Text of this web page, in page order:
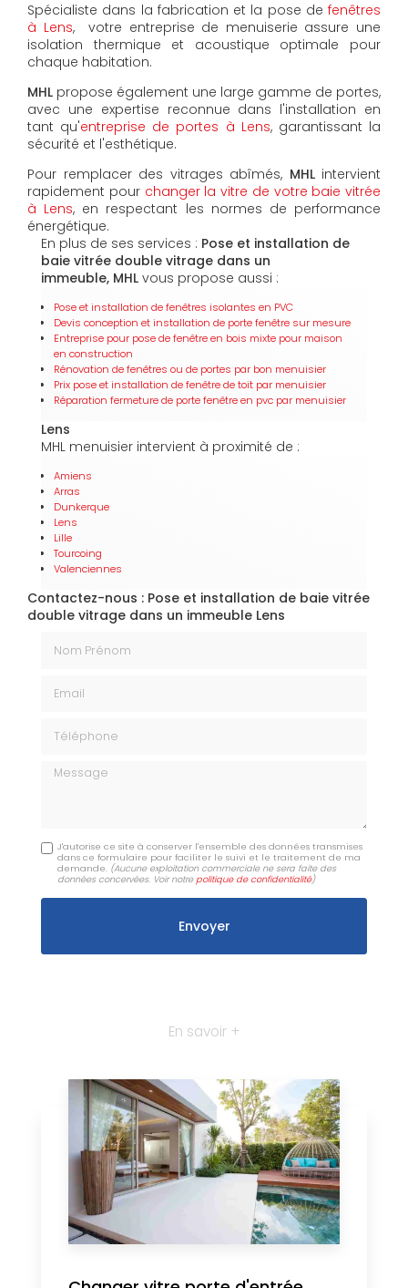
Spécialiste dans la fabrication et la pose de fenêtres
à Lens, votre entreprise de menuiserie assure une
isolation thermique et acoustique optimale pour
chaque habitation.
MHL propose également une large gamme de portes,
avec une expertise reconnue dans l'installation en
tant qu'entreprise de portes à Lens, garantissant la
sécurité et l'esthétique.
Pour remplacer des vitrages abîmés, MHLintervient
rapidement pour changer la vitre de votre baie vitrée
à Lens, en respectant les normes de performance
énergétique.
En plus de ses services : Pose et installation de
baie vitrée double vitrage dans un
immeuble, MHL vous propose aussi :
Pose et installation de fenêtres isolantes en PVC
Devis conception et installation de porte fenêtre sur mesure
Entreprise pour pose de fenêtre en bois mixte pour maison
en construction
Rénovation de fenêtres ou de portes par bon menuisier
Prix pose et installation de fenêtre de toit par menuisier
Réparation fermeture de porte fenêtre en pvc par menuisier
Lens
MHL menuisier intervient à proximité de :
Amiens
Arras
Dunkerque
Lens
Lille
Tourcoing
Valenciennes
Contactez-nous : Pose et installation de baie vitrée
double vitrage dans un immeuble Lens
Message
J'autorise ce site à conserver l'ensemble des données transmises
dans ce formulaire pour faciliter le suivi et le traitement de ma
demande. (Aucune exploitation commerciale ne sera faite des
données concervées. Voir notrepolitique de confidentialité)
En savoir +